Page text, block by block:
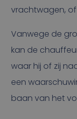
vrachtwagen,
Vanwege de
kan de
waar hij of zij
een
baan van het